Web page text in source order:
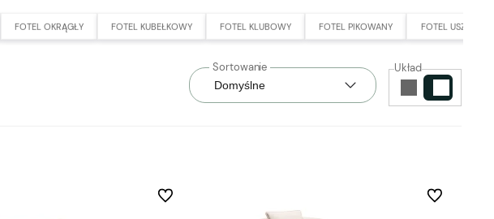
FOTEL OKRĄGŁY FOTEL KUBEŁKOWY FOTEL KLUBOWY FOTEL PIKOWANY FOTEL USZAK
Układ
Do ulubionych Do ulubionych